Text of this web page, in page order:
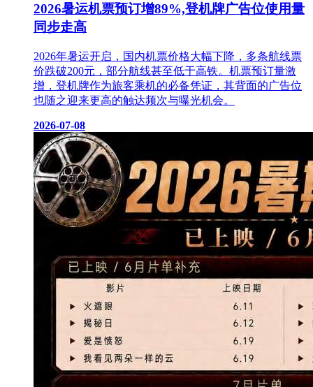
2026暑运机票预订增89%,登机牌广告位使用量
同步走高
2026年暑运开启，国内机票价格大幅下降，多条航线票
价跌破200元，部分航线甚至低于高铁。机票预订量激
增，登机牌作为旅客乘机的必备凭证，其背面的广告位
也随之迎来更高的触达频次与曝光机会。
2026-07-08